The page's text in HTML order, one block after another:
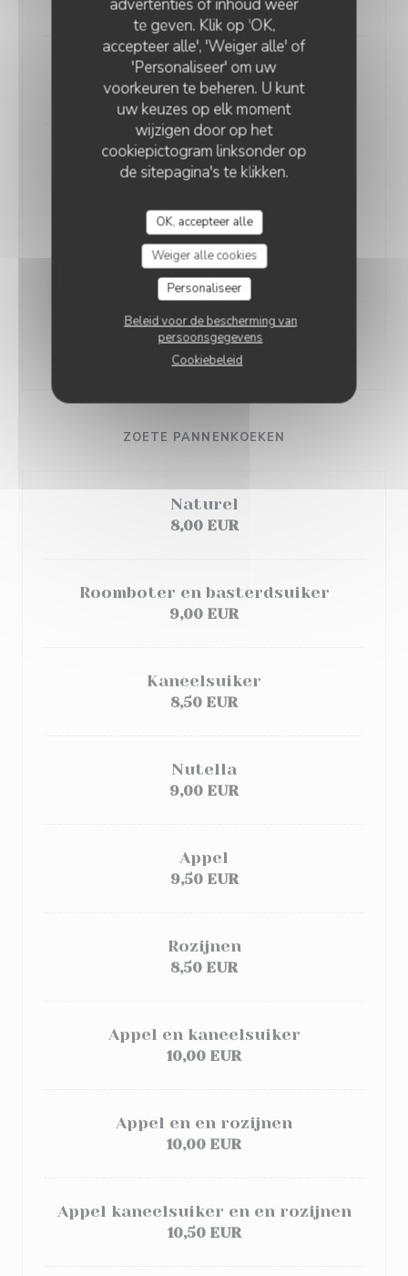
advertenties of inhoud weer
te geven. Klik op 'OK,
accepteer alle', 'Weiger alle' of
'Personaliseer' om uw
voorkeuren te beheren. U kunt
uw keuzes op elk moment
wijzigen door op het
cookiepictogram linksonder op
de sitepagina's te klikken.
OK, accepteer alle
Weiger alle cookies
Personaliseer
Beleid voor de bescherming van
persoonsgegevens
Cookiebeleid
Spek kaas en appel
13,50 EUR
Spek en banaan
12,50 EUR
Spek kaas ui en champignons
14,00 EUR
Spek kaas prei en champignons
14,00 EUR
ZOETE PANNENKOEKEN
Naturel
8,00 EUR
Roomboter en basterdsuiker
9,00 EUR
Kaneelsuiker
8,50 EUR
Nutella
9,00 EUR
Appel
9,50 EUR
Rozijnen
8,50 EUR
Appel en kaneelsuiker
10,00 EUR
Appel en en rozijnen
10,00 EUR
Appel kaneelsuiker en en rozijnen
10,50 EUR